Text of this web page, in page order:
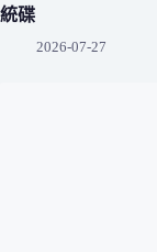
統碟
2026-07-27